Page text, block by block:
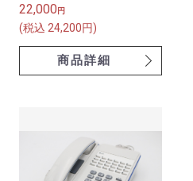
ZX-｢24｣キｰカールコード
レス スター電話機-｢1｣
｢K｣
22,000 円
(税込 24,200円)
商品詳細